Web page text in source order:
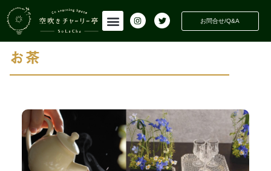
お問合せ/Q&A
INFORMATION 活動情報
お茶